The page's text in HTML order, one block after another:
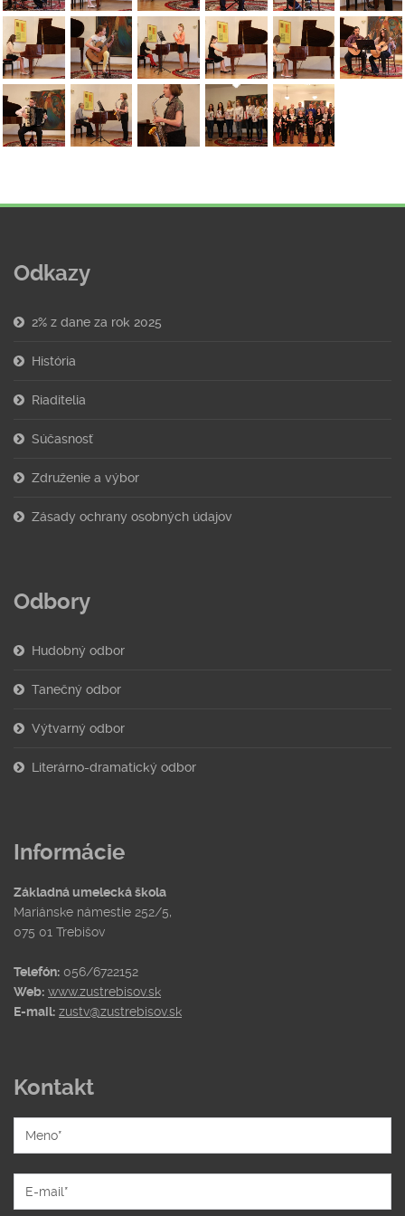
Odkazy
2% z dane za rok 2025
História
Riaditelia
Súčasnosť
Združenie a výbor
Zásady ochrany osobných údajov
Odbory
Hudobný odbor
Tanečný odbor
Výtvarný odbor
Literárno-dramatický odbor
Informácie
Základná umelecká škola
Mariánske námestie 252/5,
075 01 Trebišov
Telefón: 056/6722152
Web: www.zustrebisov.sk
E-mail: zustv@zustrebisov.sk
Kontakt